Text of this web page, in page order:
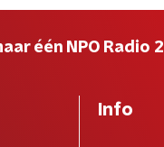
één NPO Radio 2
Info